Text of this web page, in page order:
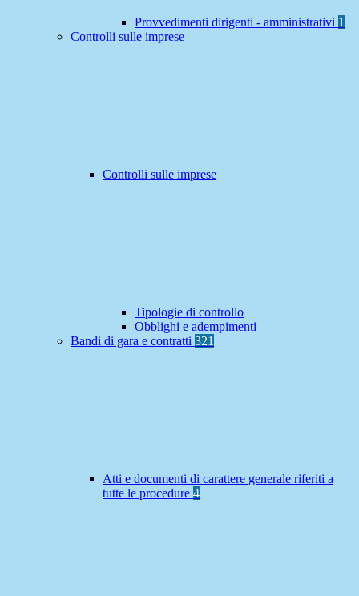
Provvedimenti dirigenti - amministrativi 1
Controlli sulle imprese
Controlli sulle imprese
Tipologie di controllo
Obblighi e adempimenti
Bandi di gara e contratti 321
Atti e documenti di carattere generale riferiti a
tutte le procedure 4